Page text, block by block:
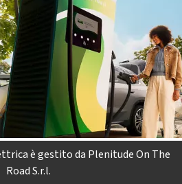
è gestito da Plenitude On The
Road S.r.l.